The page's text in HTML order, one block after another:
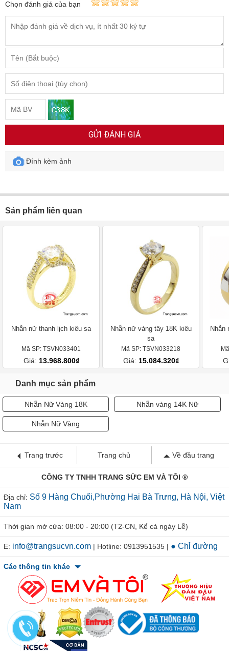
Chọn đánh giá của bạn
GỬI ĐÁNH GIÁ
Đính kèm ảnh
Sản phẩm liên quan
Nhẫn nữ thanh lịch kiêu sa
Mã SP: TSVN033401
Giá: 13.968.800₫
Nhẫn nữ vàng tây 18K kiêu
sa
Mã SP: TSVN033218
Giá: 15.084.320₫
Nhẫn
Danh mục sản phẩm
Nhẫn Nữ Vàng 18K Nhẫn vàng 14K Nữ
Nhẫn Nữ Vàng
Trang trước Trang chủ Về đầu trang
CÔNG TY TNHH TRANG SỨC EM VÀ TÔI ®
Địa chỉ: Số 9 Hàng Chuối,Phường Hai Bà Trưng, Hà Nội, Việt
Nam
Thời gian mở cửa: 08:00 - 20:00 (T2-CN, Kể cả ngày Lễ)
E: info@trangsucvn.com | Hotline: 0913951535 | ● Chỉ đường
Các thông tin khác